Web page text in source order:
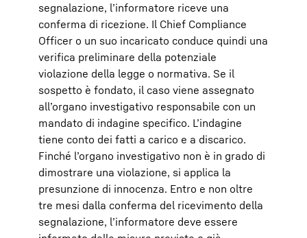
segnalazione, l’informatore riceve una
conferma di ricezione. Il Chief Compliance
Officer o un suo incaricato conduce quindi una
verifica preliminare della potenziale
violazione della legge o normativa. Se il
sospetto è fondato, il caso viene assegnato
all’organo investigativo responsabile con un
mandato di indagine specifico. L’indagine
tiene conto dei fatti a carico e a discarico.
Finché l’organo investigativo non è in grado di
dimostrare una violazione, si applica la
presunzione di innocenza. Entro e non oltre
tre mesi dalla conferma del ricevimento della
segnalazione, l’informatore deve essere